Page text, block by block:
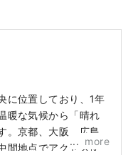
に位置しており、1年
暖な気候から「晴れ
。京都、大阪、広島
間地点でアクセス便
more